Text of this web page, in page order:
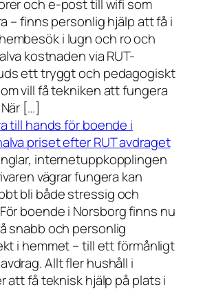
och e-post till wifi som
– finns personlig hjälp att få i
i lugn och ro och
kostnaden via RUT-
ett tryggt och pedagogiskt
vill få tekniken att fungera
[…]
till hands för boende i
priset efter RUT avdraget
internetuppkopplingen
vägrar fungera kan
bli både stressig och
boende i Norsborg finns nu
snabb och personlig
i hemmet – till ett förmånligt
Allt fler hushåll i
att få teknisk hjälp på plats i